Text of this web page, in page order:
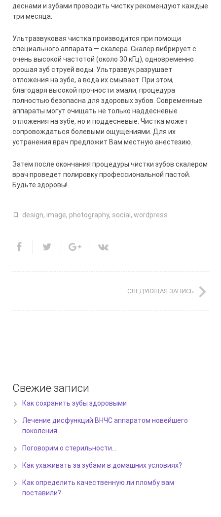
деснами и зубами проводить чистку рекомендуют каждые
три месяца.
Ультразвуковая чистка производится при помощи
специального аппарата — скалера. Скалер вибрирует с
очень высокой частотой (около 30 кГц), одновременно
орошая зуб струей воды. Ультразвук разрушает
отложения на зубе, а вода их смывает. При этом,
благодаря высокой прочности эмали, процедура
полностью безопасна для здоровых зубов. Современные
аппараты могут очищать не только наддесневые
отложения на зубе, но и поддесневые. Чистка может
сопровождаться болевыми ощущениями. Для их
устранения врач предложит Вам местную анестезию.
Затем после окончания процедуры чистки зубов скалером
врач проведет полировку профессиональной пастой.
Будьте здоровы!
design, image, photography, social , wordpress
СЛЕДУЮЩАЯ ЗАПИСЬ
Свежие записи
Как сохранить зубы здоровыми
Лечение дисфункций ВНЧС аппаратом новейшего
поколения…
Поговорим о стерильности…
Как ухаживать за зубами в домашних условиях?
Как определить качественную ли пломбу вам
поставили?